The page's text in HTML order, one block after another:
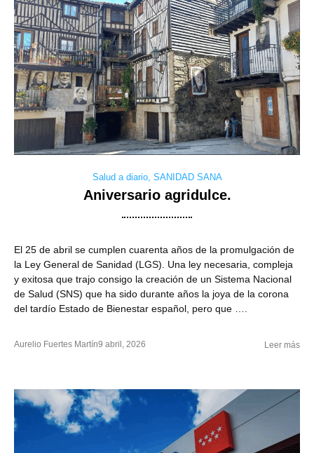
Salud a diario, SANIDAD SANA
Aniversario agridulce.
El 25 de abril se cumplen cuarenta años de la promulgación de
la Ley General de Sanidad (LGS). Una ley necesaria, compleja
y exitosa que trajo consigo la creación de un Sistema Nacional
de Salud (SNS) que ha sido durante años la joya de la corona
del tardío Estado de Bienestar español, pero que ….
Aurelio Fuertes Martín9 abril, 2026 Leer más